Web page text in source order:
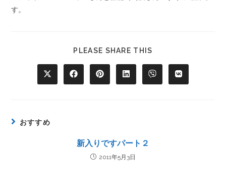
す。
PLEASE SHARE THIS
おすすめ
新入りですパート２
2011年5月3日